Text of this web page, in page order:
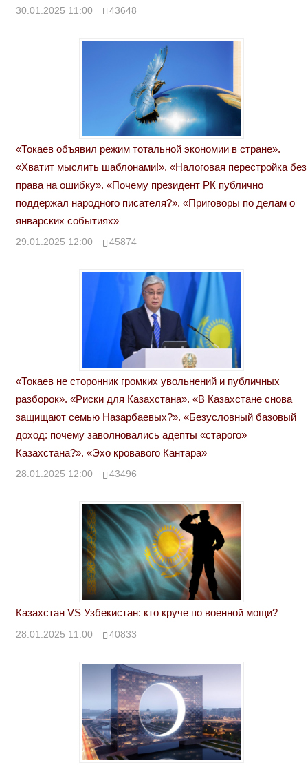
30.01.2025 11:00 43648
«Токаев объявил режим тотальной экономии в стране».
«Хватит мыслить шаблонами!». «Налоговая перестройка без
права на ошибку». «Почему президент РК публично
поддержал народного писателя?». «Приговоры по делам о
январских событиях»
29.01.2025 12:00 45874
«Токаев не сторонник громких увольнений и публичных
разборок». «Риски для Казахстана». «В Казахстане снова
защищают семью Назарбаевых?». «Безусловный базовый
доход: почему заволновались адепты «старого»
Казахстана?». «Эхо кровавого Кантара»
28.01.2025 12:00 43496
Казахстан VS Узбекистан: кто круче по военной мощи?
28.01.2025 11:00 40833